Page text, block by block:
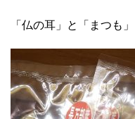
「仏の耳」と「まつも」